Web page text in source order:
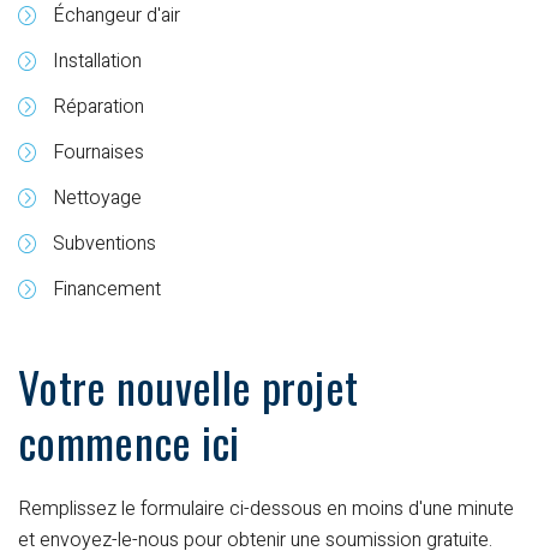
Échangeur d'air
Installation
Réparation
Fournaises
Nettoyage
Subventions
Financement
Votre nouvelle projet
commence ici
Remplissez le formulaire ci-dessous en moins d'une minute
et envoyez-le-nous pour obtenir une soumission gratuite.